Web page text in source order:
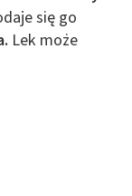
się go
Lek może